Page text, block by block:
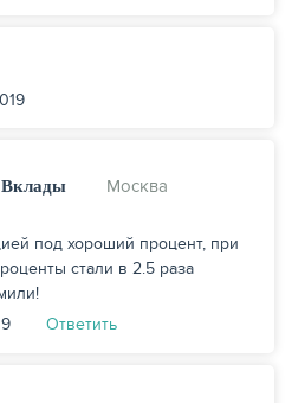
Вклады Москва
под хороший процент, при
стали в 2.5 раза
Ответить